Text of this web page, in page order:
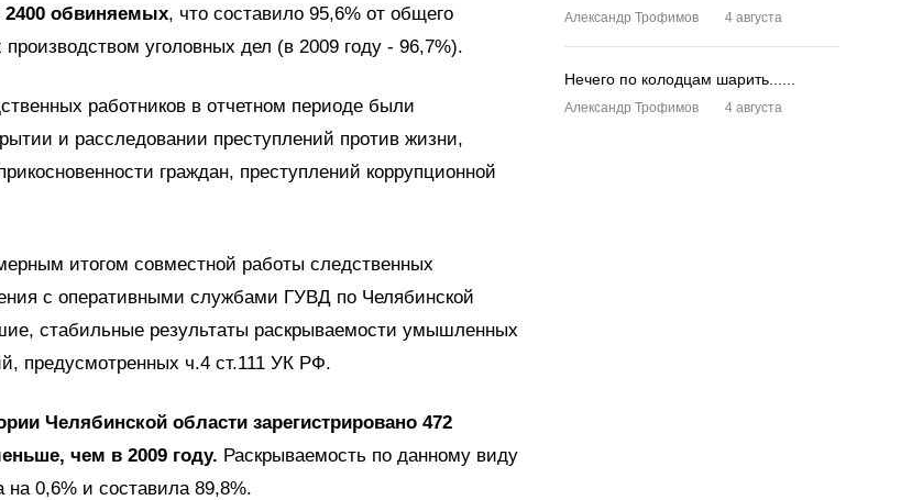
обвиняемых, что составило 95,6% от общего
производством уголовных дел (в 2009 году - 96,7%).
работников в отчетном периоде были
и расследовании преступлений против жизни,
граждан, преступлений коррупционной
итогом совместной работы следственных
с оперативными службами ГУВД по Челябинской
стабильные результаты раскрываемости умышленных
предусмотренных ч.4 ст.111 УК РФ.
Челябинской области зарегистрировано 472
чем в 2009 году. Раскрываемость по данному виду
на 0,6% и составила 89,8%.
Александр Трофимов 4 августа
Нечего по колодцам шарить......
Александр Трофимов 4 августа